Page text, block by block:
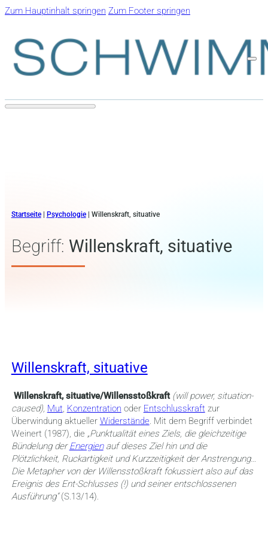
Zum Hauptinhalt springen Zum Footer springen
Startseite| Psychologie| Willenskraft, situative
Begriff: Willenskraft, situative
Willenskraft, situative
Willenskraft, situative/Willensstoßkraft (will power, situation-
caused), Mut, Konzentration oder Entschlusskraftzur
Überwindung aktueller Widerstände. Mit dem Begriff verbindet
Weinert (1987), die „Punktualität eines Ziels, die gleichzeitige
Bündelung derEnergienauf dieses Ziel hin und die
Plötzlichkeit, Ruckartigkeit und Kurzzeitigkeit der Anstrengung…
Die Metapher von der Willensstoßkraft fokussiert also auf das
Ereignis des Ent-Schlusses (!) und seiner entschlossenen
Ausführung“(S.13/14).